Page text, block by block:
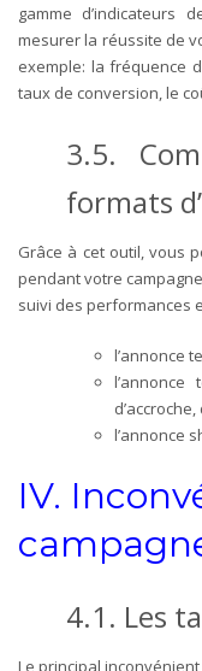
gamme d’indicateurs
mesurer la réussite de
exemple: la fréquence
taux de conversion, le
3.5.
formats
Grâce à cet outil, vous
pendant votre
suivi des performances
l’annonce
l’annonce
l’annonce
IV.
4.1. Les
Le principal